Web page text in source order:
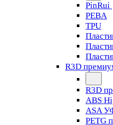
PinRui
PEBA
TPU
R3D
R3D
ABS
ASA
PETG